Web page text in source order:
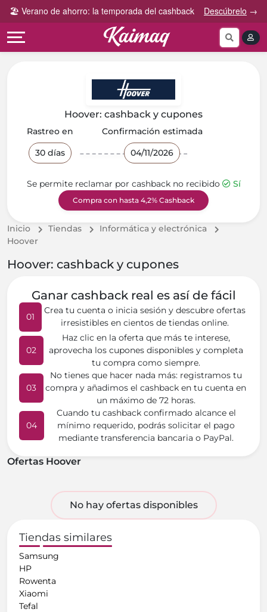
🏖️ Verano de ahorro: la temporada del cashback Descúbrelo →
Categorías
por
categoría
Gana
más
y
Guía
rápida
funciona
ContáctanosHoover: cashback y cupones
Rastreo en
30 días
Confirmación estimada
04/11/2026
Se permite reclamar por cashback no recibido Sí
Compra con hasta 4,2% Cashback
Inicio Tiendas
Informática y electrónica
Hoover
Hoover: cashback y cupones
Ganar cashback real es así de fácil
01
Crea tu cuenta o inicia sesión y descubre ofertas
irresistibles en cientos de tiendas online.
02
Haz clic en la oferta que más te interese,
aprovecha los cupones disponibles y completa
tu compra como siempre.
03
No tienes que hacer nada más: registramos tu
compra y añadimos el cashback en tu cuenta en
un máximo de 72 horas.
04
Cuando tu cashback confirmado alcance el
mínimo requerido, podrás solicitar el pago
mediante transferencia bancaria o PayPal.
Ofertas Hoover
No hay ofertas disponibles
Tiendas similares
Samsung
HP
Rowenta
Xiaomi
Tefal